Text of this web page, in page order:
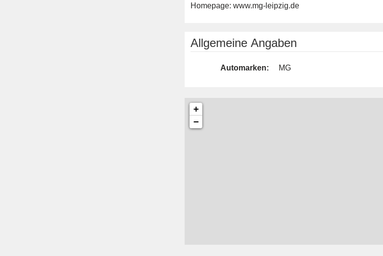
Homepage: www.mg-leipzig.de
Allgemeine Angaben
Automarken: MG
+
−